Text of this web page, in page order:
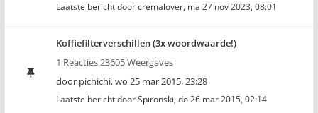
Laatste bericht doorcremalover, ma 27 nov 2023, 08:01
Koffiefilterverschillen (3x woordwaarde!)
1 Reacties 23605 Weergaves
door pichichi,wo 25 mar 2015, 23:28
Laatste bericht doorSpironski, do 26 mar 2015, 02:14